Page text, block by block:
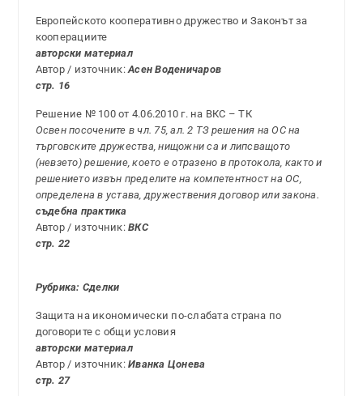
Европейското кооперативно дружество и Законът за
кооперациите
авторски материал
Автор / източник:Асен Воденичаров
стр. 16
Решение № 100 от 4.06.2010 г. на ВКС – ТК
Освен посочените в чл. 75, ал. 2 ТЗ решения на ОС на
търговските дружества, нищожни са и липсващото
(невзето) решение, което е отразено в протокола, както и
решението извън пределите на компетентност на ОС,
определена в устава, дружествения договор или закона.
съдебна практика
Автор / източник:ВКС
стр. 22
Рубрика: Сделки
Защита на икономически по-слабата страна по
договорите с общи условия
авторски материал
Автор / източник:Иванка Цонева
стр. 27